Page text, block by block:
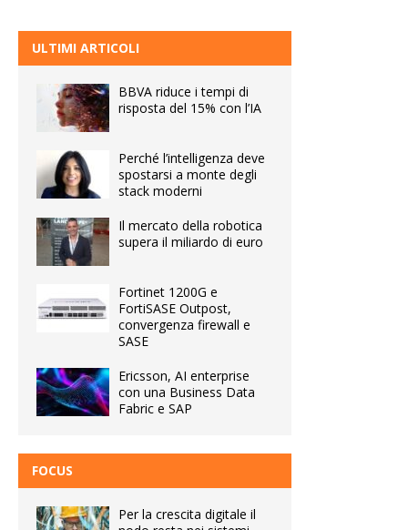
ULTIMI ARTICOLI
BBVA riduce i tempi di
risposta del 15% con l’IA
Perché l’intelligenza deve
spostarsi a monte degli
stack moderni
Il mercato della robotica
supera il miliardo di euro
Fortinet 1200G e
FortiSASE Outpost,
convergenza firewall e
SASE
Ericsson, AI enterprise
con una Business Data
Fabric e SAP
FOCUS
Per la crescita digitale il